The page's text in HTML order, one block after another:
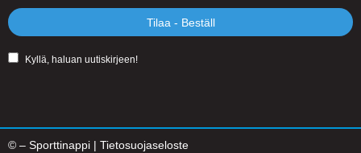
Tilaa - Beställ
Kyllä, haluan uutiskirjeen!
© – Sporttinappi | Tietosuojaseloste